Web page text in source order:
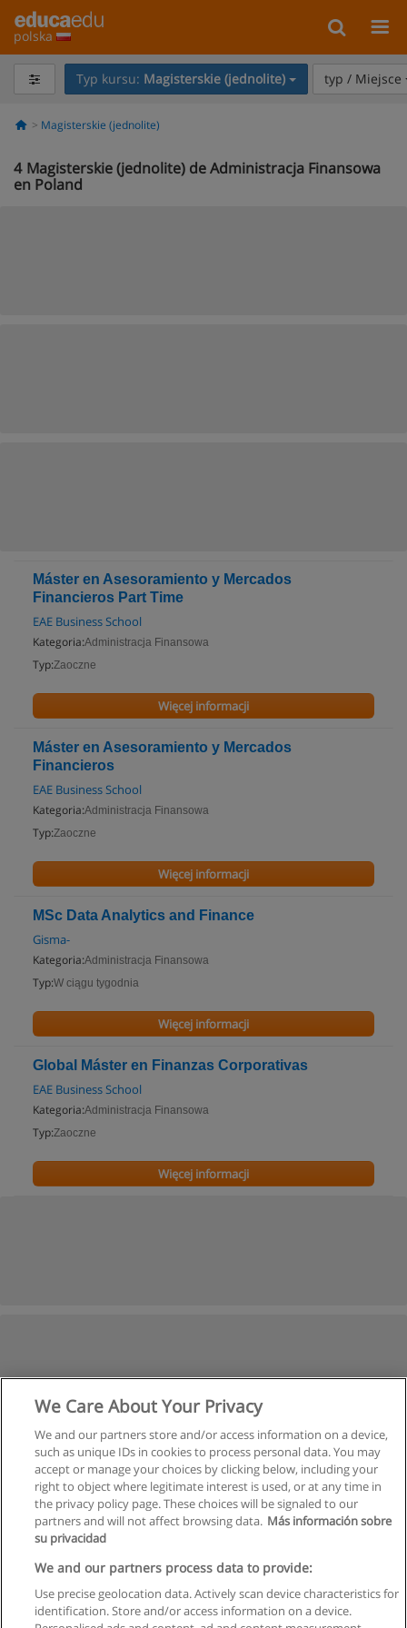
polska
Typ kursu: Magisterskie (jednolite) typ / Miejsce
Magisterskie (jednolite)
4 Magisterskie (jednolite) de Administracja Finansowa
en Poland
Máster en Asesoramiento y Mercados
Financieros Part Time
EAE Business School
Kategoria:Administracja Finansowa
Typ:Zaoczne
Więcej informacji
Máster en Asesoramiento y Mercados
Financieros
EAE Business School
Kategoria:Administracja Finansowa
Typ:Zaoczne
Więcej informacji
MSc Data Analytics and Finance
Gisma-
Kategoria:Administracja Finansowa
Typ:W ciągu tygodnia
Więcej informacji
Global Máster en Finanzas Corporativas
EAE Business School
Kategoria:Administracja Finansowa
Typ:Zaoczne
Więcej informacji
Regulamin
We Care About Your Privacy
We and our partners store and/or access information on a device,
such as unique IDs in cookies to process personal data. You may
accept or manage your choices by clicking below, including your
right to object where legitimate interest is used, or at any time in
the privacy policy page. These choices will be signaled to our
partners and will not affect browsing data. Más información sobre
su privacidad
We and our partners process data to provide:
Use precise geolocation data. Actively scan device characteristics for
identification. Store and/or access information on a device.